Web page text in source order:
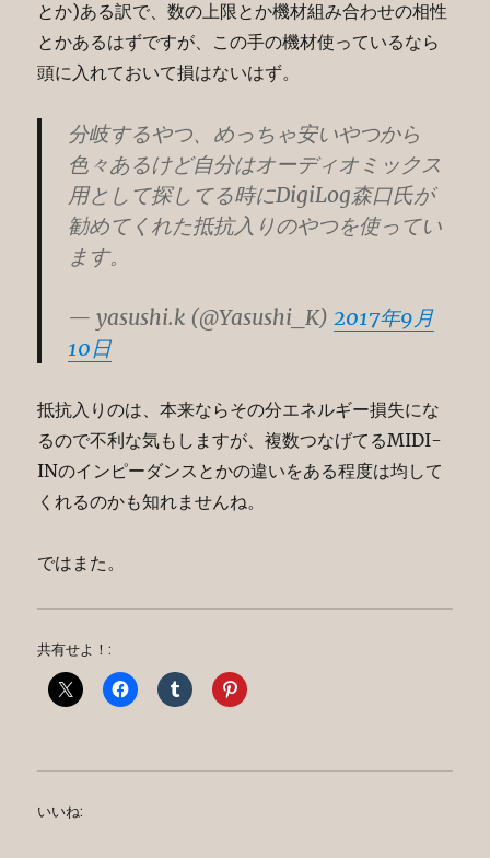
とか)ある訳で、数の上限とか機材組み合わせの相性
とかあるはずですが、この手の機材使っているなら
頭に入れておいて損はないはず。
分岐するやつ、めっちゃ安いやつから
色々あるけど自分はオーディオミックス
用として探してる時にDigiLog森口氏が
勧めてくれた抵抗入りのやつを使ってい
ます。
— yasushi.k (@Yasushi_K)2017年9月
10日
抵抗入りのは、本来ならその分エネルギー損失にな
るので不利な気もしますが、複数つなげてるMIDI-
INのインピーダンスとかの違いをある程度は均して
くれるのかも知れませんね。
ではまた。
共有せよ！:
いいね: